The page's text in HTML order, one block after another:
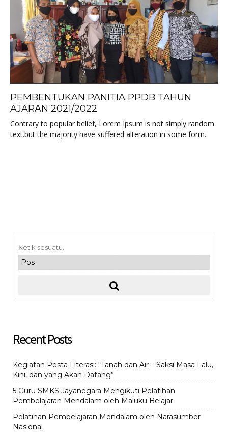
PEMBENTUKAN PANITIA PPDB TAHUN
AJARAN 2021/2022
Contrary to popular belief, Lorem Ipsum is not simply random
text.but the majority have suffered alteration in some form.
Recent Posts
Kegiatan Pesta Literasi: “Tanah dan Air – Saksi Masa Lalu,
Kini, dan yang Akan Datang”
5 Guru SMKS Jayanegara Mengikuti Pelatihan
Pembelajaran Mendalam oleh Maluku Belajar
Pelatihan Pembelajaran Mendalam oleh Narasumber
Nasional